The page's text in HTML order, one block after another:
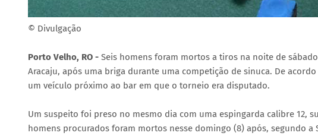
© Divulgação
Porto Velho, RO - Seis homens foram mortos a tiros na noite de
Aracaju, após uma briga durante uma competição de sinuca. De
um veículo próximo ao bar em que o torneio era disputado.
Um suspeito foi preso no mesmo dia com uma espingarda calibre 12,
homens procurados foram mortos nesse domingo (8) após, segundo a